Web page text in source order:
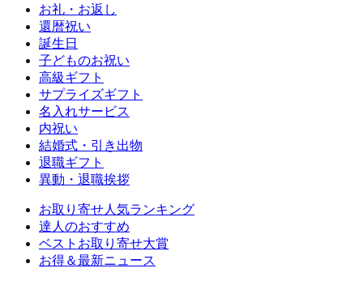
お礼・お返し
還暦祝い
誕生日
子どものお祝い
高級ギフト
サプライズギフト
名入れサービス
内祝い
結婚式・引き出物
退職ギフト
異動・退職挨拶
お取り寄せ人気ランキング
達人のおすすめ
ベストお取り寄せ大賞
お得＆最新ニュース